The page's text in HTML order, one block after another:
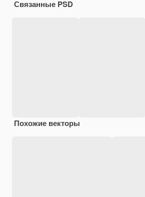
Связанные PSD
Похожие векторы